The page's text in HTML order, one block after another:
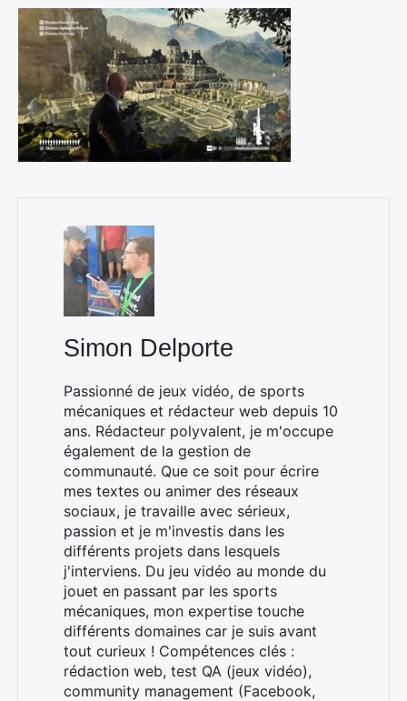
Simon Delporte
Passionné de jeux vidéo, de sports
mécaniques et rédacteur web depuis 10
ans. Rédacteur polyvalent, je m'occupe
également de la gestion de
communauté. Que ce soit pour écrire
mes textes ou animer des réseaux
sociaux, je travaille avec sérieux,
passion et je m'investis dans les
différents projets dans lesquels
j'interviens. Du jeu vidéo au monde du
jouet en passant par les sports
mécaniques, mon expertise touche
différents domaines car je suis avant
tout curieux ! Compétences clés :
rédaction web, test QA (jeux vidéo),
community management (Facebook,